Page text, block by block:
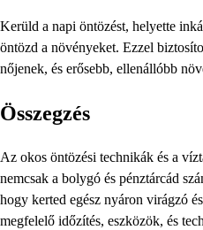
Kerüld a napi öntözést, helyette
öntözd a növényeket. Ezzel
nőjenek, és erősebb, ellenállóbb
Összegzés
Az okos öntözési technikák és a
nemcsak a bolygó és pénztárcád
hogy kerted egész nyáron virágzó
megfelelő időzítés, eszközök, és